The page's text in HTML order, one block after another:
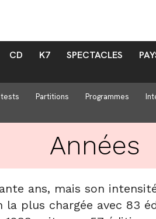
CD K7 SPECTACLES
tests Partitions Programmes
Années
ans, mais son
la plus chargée avec 83